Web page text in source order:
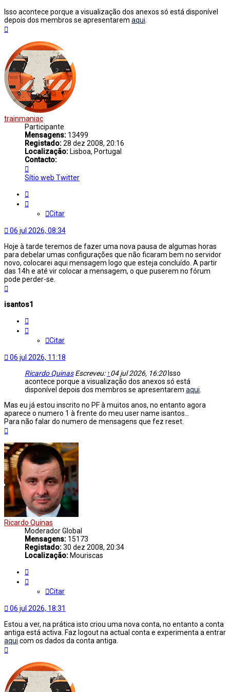
Isso acontece porque a visualização dos anexos só está disponível
depois dos membros se apresentarem aqui
trainmaniac
Participante
Mensagens: 13499
Registado:28 dez 2008, 20:16
Localização: Lisboa, Portugal
Contacto:
trainmaniac
Sítio web Twitter
Citar
06 jul 2026, 08:34
Hoje à tarde teremos de fazer uma nova pausa de algumas horas
para debelar umas configurações que não ficaram bem no servidor
novo, colocarei aqui mensagem logo que esteja concluído. A partir
das 14h e até vir colocar a mensagem, o que puserem no fórum
pode perder-se.
isantos1
Citar
06 jul 2026, 11:18
Ricardo QuinasEscreveu: ↑04 jul 2026, 16:20Isso
acontece porque a visualização dos anexos só está
disponível depois dos membros se apresentarem aqui
Mas eu já estou inscrito no PF à muitos anos, no entanto agora
aparece o numero 1 à frente do meu user name isantos...
Para não falar do numero de mensagens que fez reset.
Ricardo Quinas
Moderador Global
Mensagens: 15173
Registado:30 dez 2008, 20:34
Localização: Mouriscas
Citar
06 jul 2026, 18:31
Estou a ver, na prática isto criou uma nova conta, no entanto a conta
antiga está activa. Faz logout na actual conta e experimenta a entrar
aqui com os dados da conta antiga.